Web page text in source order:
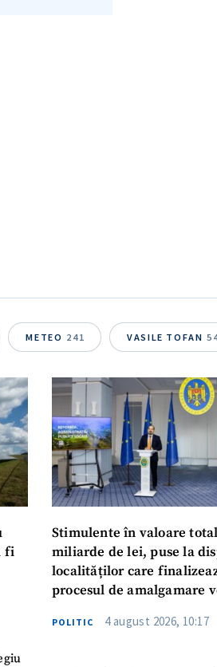
METEO 241 VASILE TOFAN
fi
Stimulente în valoare
miliarde de lei, puse la
localităților care
procesul de amalgamare
POLITIC 4 august 2026, 10:17